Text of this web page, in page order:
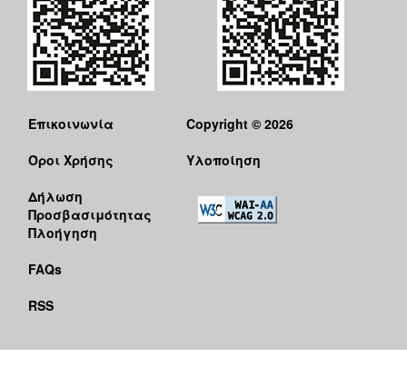
Επικοινωνία
Όροι Χρήσης
Δήλωση
Προσβασιμότητας
Πλοήγηση
FAQs
RSS
Copyright © 2026
Υλοποίηση